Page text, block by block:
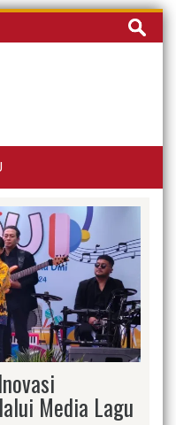
Cari
untuk:
Media Lagu